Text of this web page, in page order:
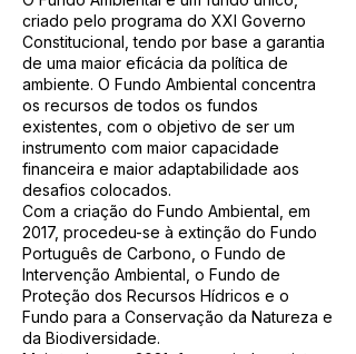
criado pelo programa do XXI Governo
Constitucional, tendo por base a garantia
de uma maior eficácia da política de
ambiente. O Fundo Ambiental concentra
os recursos de todos os fundos
existentes, com o objetivo de ser um
instrumento com maior capacidade
financeira e maior adaptabilidade aos
desafios colocados.
Com a criação do Fundo Ambiental, em
2017, procedeu-se à extinção do Fundo
Português de Carbono, o Fundo de
Intervenção Ambiental, o Fundo de
Proteção dos Recursos Hídricos e o
Fundo para a Conservação da Natureza e
da Biodiversidade.